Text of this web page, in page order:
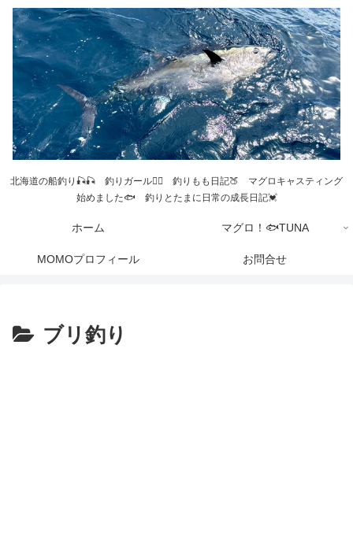
北海道の船釣り🎣🎣 釣りガール💁‍♀️ 釣りもも日記🍑 マグロキャスティング
始めました🐟 釣りとたまに日常の成長日記💓
ホーム マグロ！🐟TUNA
MOMOプロフィール お問合せ
ブリ釣り